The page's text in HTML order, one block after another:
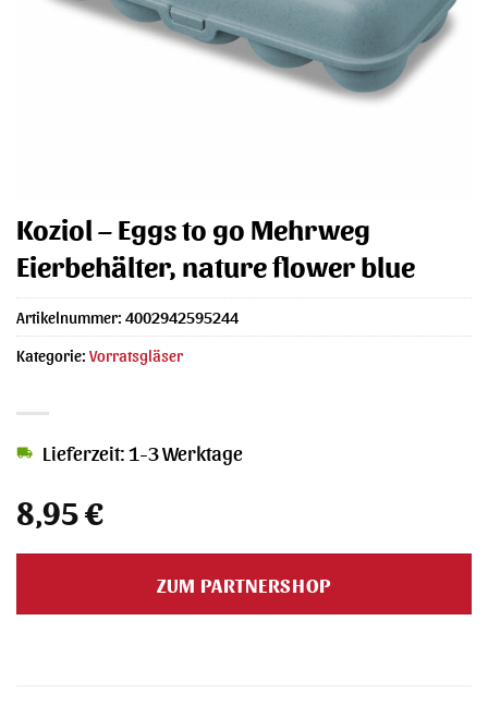
Koziol – Eggs to go Mehrweg
Eierbehälter, nature flower blue
8,95€
Lieferzeit: 1-3 Werktage
ZUM PARTNERSHOP
Artikelnummer: 4002942595244
Kategorie: Vorratsgläser